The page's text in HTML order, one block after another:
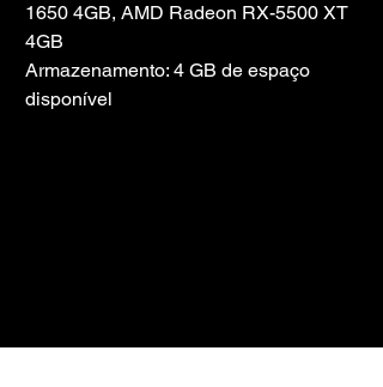
1650 4GB, AMD Radeon RX-5500 XT
4GB
Armazenamento: 4 GB de espaço
disponível